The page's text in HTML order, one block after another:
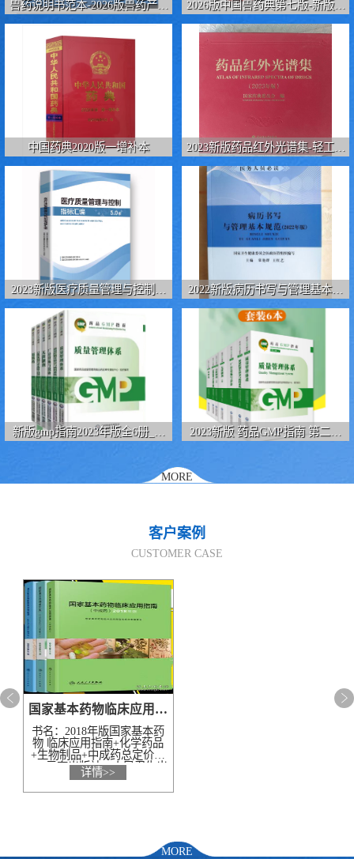
兽药说明书范本-2026版兽药产品
说明书范本-2026年兽药说明书规
2026版中国兽药典第七版-新版兽
药典-中国农业出版社
中国药典2020版一增补本
2023新版药品红外光谱集-轻工业
出版社
2023新版医疗质量管理与控制指
标汇编5.0版
2022新版病历书写与管理基本规
范-人民卫生出版社
新版gmp指南2023年版全6册_药
2023新版 药品GMP指南 第二版
量管理规范实施系列指南 全6册
MORE
客户案例
CUSTOMER CASE
国家基本药物临床应用指南及处方集2019版_化学药品和生物制品-中成药全3册
书名：2018年版国家基本药
物 临床应用指南+化学药品
+生物制品+中成药总定价：
288元套出版社：人民卫生出
版社版次：1出版时间：2019
年8月开本：16开全套3册作
详情>>
MORE
性规范ASME
湖北省建设工程预算定额 年考军校教材资料
甘肃省建设工程预算定额 山西省建设工程预算定额
内蒙古建设工程预算定额 公路工程预算定额
陕西建设工程消耗量定额 新疆建设工程预算定额
贵州水利水电定额 铁路概预算定额
青海省建筑工程消耗量定 西藏建筑工程计价定额
20kv及以下配电网工程定
额
地质灾害治理工程质量检
验评定标准
广西建筑安装工程预算定
额
内河沿海港口疏浚定额
*考军校教材 黑龙江建设工程计价定额
依据
海南省建设工程预算定额 浙江省建设工程预算定额
电力工程预算概算定额 重庆市建设工程计价定额
额
四川省清单定额 河南省建设工程预算定额
云南省建设工程预算定额 2020民法典
额冶金工业建设工程概算定
额
天津建设工程预算定额
广东省水利水电概预算定
额
四川省清单计价定额